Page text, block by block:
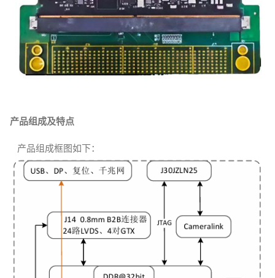
产品组成及特点
产品组成框图如下：